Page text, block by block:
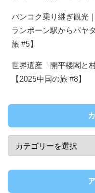
バンコク乗り継ぎ観光
ランポーン駅からパヤ
旅 #5】
世界遺産「開平楼閣と
【2025中国の旅 #8】